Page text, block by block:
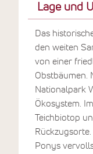
Fass-Sauna am
Entspannung
erreichen Sie
Badestrände
Vorland. Die
dem Deich
innere Ruhe.
Lage und
Das
den weiten
von einer
Obstbäumen.
Nationalpark
Ökosystem.
Teichbiotop
Ponys